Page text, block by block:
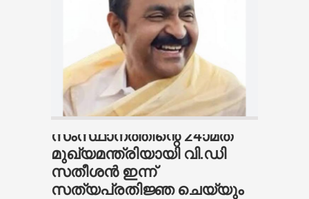
സംസ്ഥാനത്തിന്റെ 24ാമത്
മുഖ്യമന്ത്രിയായി വി.ഡി
സതീശന്‍ ഇന്ന്
സത്യപ്രതിജ്ഞ ചെയ്യും